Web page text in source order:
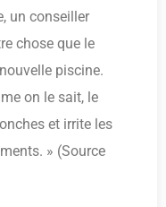
un conseiller
chose que le
piscine.
on le sait, le
et irrite les
» (Source